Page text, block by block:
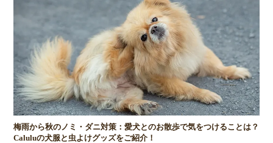
梅雨から秋のノミ・ダニ対策：愛犬とのお散歩で気をつけることは？
Caluluの犬服と虫よけグッズをご紹介！